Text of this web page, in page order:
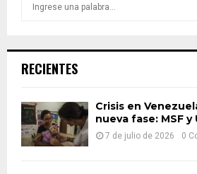
h
o
:
RECIENTES
Crisis en
nueva fase: MSF y
7 de julio de 2026 0